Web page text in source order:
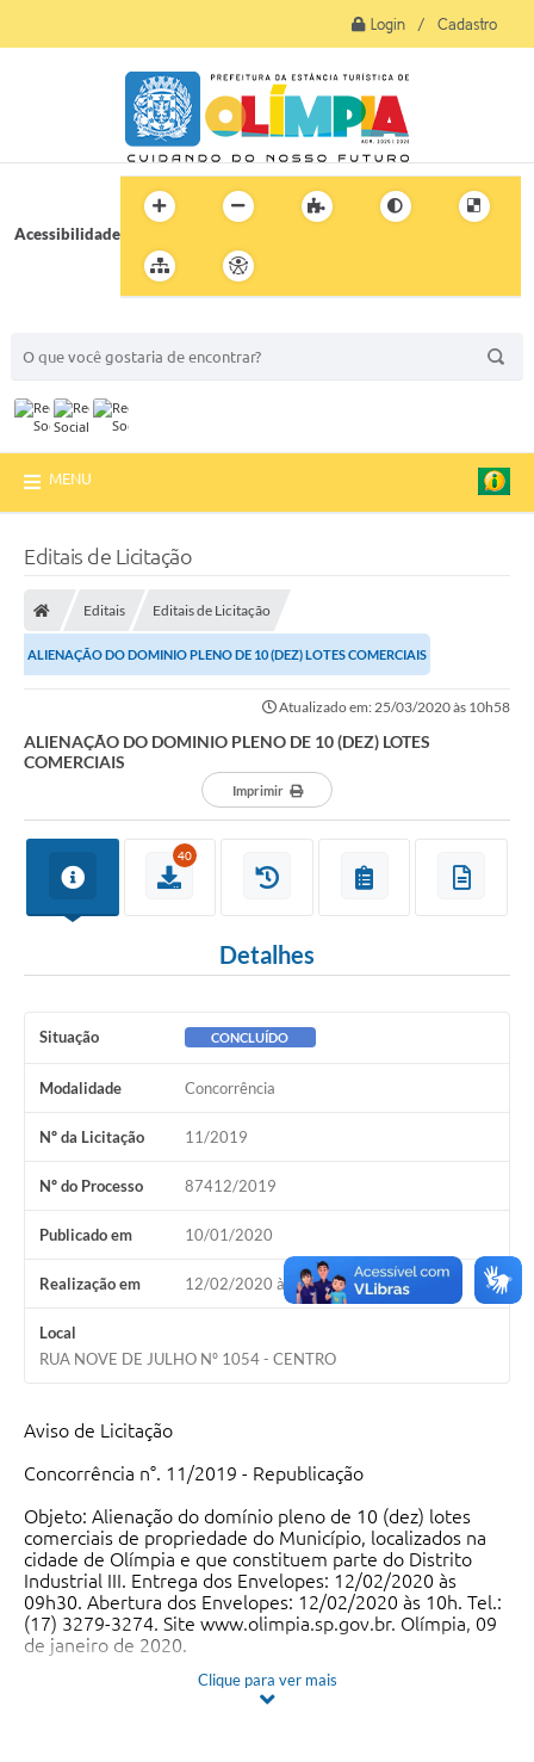
Login / Cadastro
Acessibilidade
MENU
Editais de Licitação
Editais Editais de Licitação
ALIENAÇÃO DO DOMINIO PLENO DE 10 (DEZ) LOTES COMERCIAIS
Atualizado em: 25/03/2020 às 10h58
ALIENAÇÃO DO DOMINIO PLENO DE 10 (DEZ) LOTES
COMERCIAIS
Imprimir
40
Detalhes
Situação CONCLUÍDO
Modalidade Concorrência
Nº da Licitação 11/2019
Nº do Processo 87412/2019
Publicado em 10/01/2020
Realização em 12/02/2020 às 10h00
Local
RUA NOVE DE JULHO Nº 1054 - CENTRO
Aviso de Licitação
Concorrência n°. 11/2019 - Republicação
Objeto: Alienação do domínio pleno de 10 (dez) lotes
comerciais de propriedade do Município, localizados na
cidade de Olímpia e que constituem parte do Distrito
Industrial III. Entrega dos Envelopes: 12/02/2020 às
09h30. Abertura dos Envelopes: 12/02/2020 às 10h. Tel.:
(17) 3279-3274. Site www.olimpia.sp.gov.br. Olímpia, 09
de janeiro de 2020.
João Luiz Alves Ferreira
Diretor da Divisão de Suprimentos
Clique para ver mais